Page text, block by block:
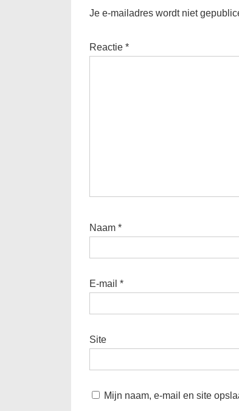
Je e-mailadres wordt niet
Reactie *
Naam *
E-mail *
Site
Mijn naam, e-mail en site